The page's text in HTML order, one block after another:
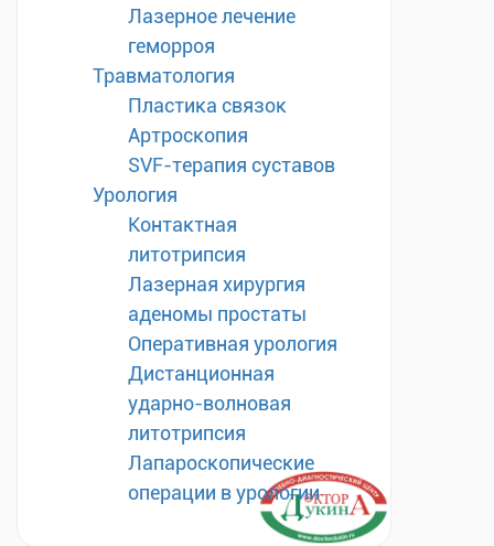
Лазерное лечение
геморроя
Травматология
Пластика связок
Артроскопия
SVF-терапия суставов
Урология
Контактная
литотрипсия
Лазерная хирургия
аденомы простаты
Оперативная урология
Дистанционная
ударно-волновая
литотрипсия
Лапароскопические
операции в урологии